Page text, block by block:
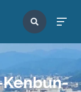
Kenbun-